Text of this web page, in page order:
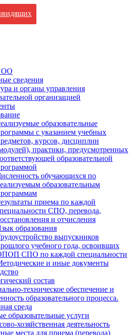
ОО
сведения
и органы управления
организацией
образовательные
с указанием учебных
курсов, дисциплин
практики, предусмотренных
образовательной
обучающихся по
образовательным
приема по каждой
СПО, перевода,
и отчисления
образования
выпускников
учебного года, освоивших
СПО по каждой специальности
и иные документы
состав
техническое обеспечение и
образовательного процесса.
среда
образовательные услуги
хозяйственная деятельность
места для приема (перевода)